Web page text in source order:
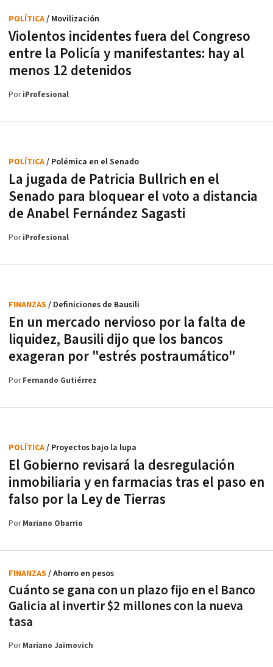
Violentos incidentes fuera del Congreso
entre la Policía y manifestantes: hay al
menos 12 detenidos
POLÍTICA/ Movilización
PoriProfesional
La jugada de Patricia Bullrich en el
Senado para bloquear el voto a distancia
de Anabel Fernández Sagasti
POLÍTICA/ Polémica en el Senado
PoriProfesional
En un mercado nervioso por la falta de
liquidez, Bausili dijo que los bancos
exageran por "estrés postraumático"
FINANZAS / Definiciones de Bausili
PorFernando Gutiérrez
El Gobierno revisará la desregulación
inmobiliaria y en farmacias tras el paso en
falso por la Ley de Tierras
POLÍTICA/ Proyectos bajo la lupa
PorMariano Obarrio
Cuánto se gana con un plazo fijo en el Banco
Galicia al invertir $2 millones con la nueva
tasa
FINANZAS / Ahorro en pesos
PorMariano Jaimovich